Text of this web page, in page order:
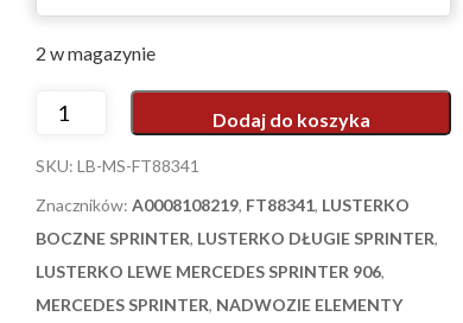
2 w magazynie
Dodaj do koszyka
SKU: LB-MS-FT88341
Znaczników: A0008108219, FT88341, LUSTERKO
BOCZNE SPRINTER, LUSTERKO DŁUGIE SPRINTER,
LUSTERKO LEWE MERCEDES SPRINTER 906,
MERCEDES SPRINTER, NADWOZIE ELEMENTY